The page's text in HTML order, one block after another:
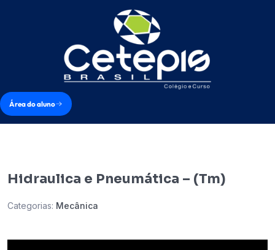
Área do aluno
Hidraulica e Pneumática – (Tm)
Categorias: Mecânica